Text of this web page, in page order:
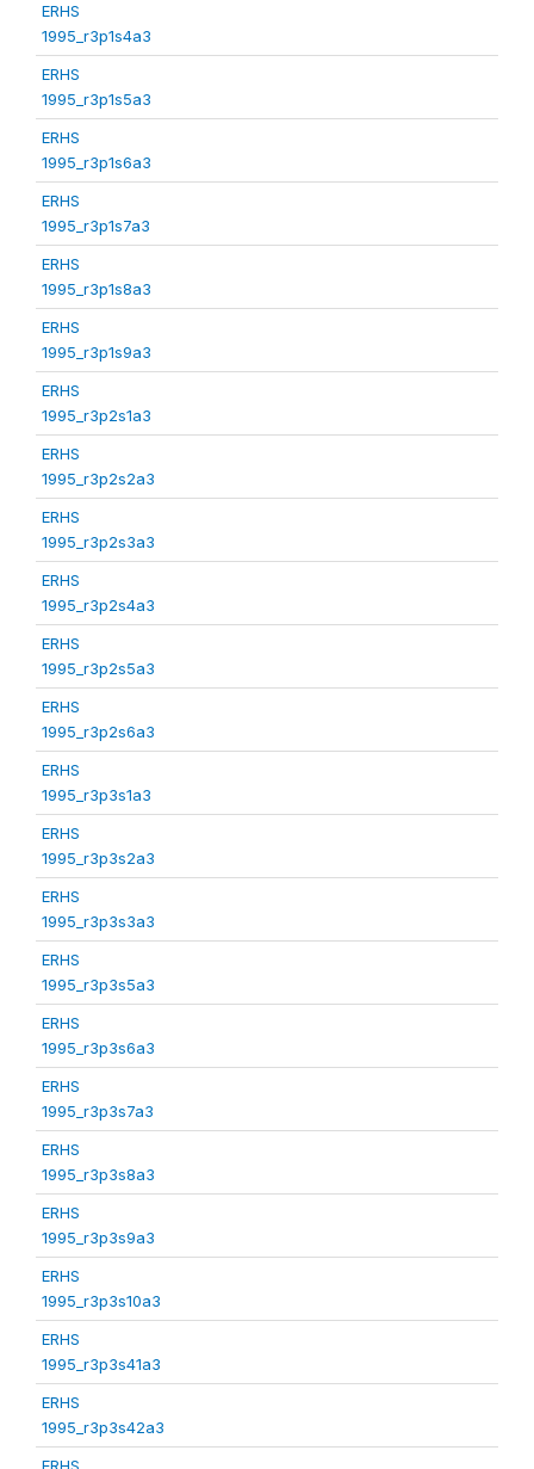
ERHS
1995_r3p1s4a3
ERHS
1995_r3p1s5a3
ERHS
1995_r3p1s6a3
ERHS
1995_r3p1s7a3
ERHS
1995_r3p1s8a3
ERHS
1995_r3p1s9a3
ERHS
1995_r3p2s1a3
ERHS
1995_r3p2s2a3
ERHS
1995_r3p2s3a3
ERHS
1995_r3p2s4a3
ERHS
1995_r3p2s5a3
ERHS
1995_r3p2s6a3
ERHS
1995_r3p3s1a3
ERHS
1995_r3p3s2a3
ERHS
1995_r3p3s3a3
ERHS
1995_r3p3s5a3
ERHS
1995_r3p3s6a3
ERHS
1995_r3p3s7a3
ERHS
1995_r3p3s8a3
ERHS
1995_r3p3s9a3
ERHS
1995_r3p3s10a3
ERHS
1995_r3p3s41a3
ERHS
1995_r3p3s42a3
ERHS